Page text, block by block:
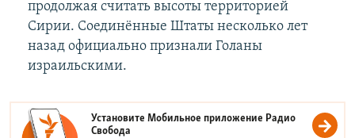
продолжая считать высоты территорией
Сирии. Соединённые Штаты несколько лет
назад официально признали Голаны
израильскими.
Установите Мобильное приложение Радио
Свобода